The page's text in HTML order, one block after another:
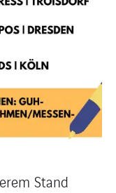
Stand